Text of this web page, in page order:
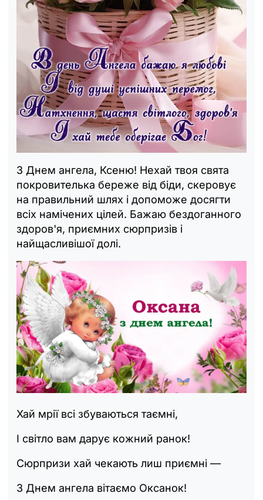
З Днем ангела, Ксеню! Нехай твоя свята
покровителька береже від біди, скеровує
на правильний шлях і допоможе досягти
всіх намічених цілей. Бажаю бездоганного
здоров'я, приємних сюрпризів і
найщасливішої долі.
Хай мрії всі збуваються таємні,
І світло вам дарує кожний ранок!
Сюрпризи хай чекають лиш приємні —
З Днем ангела вітаємо Оксанок!